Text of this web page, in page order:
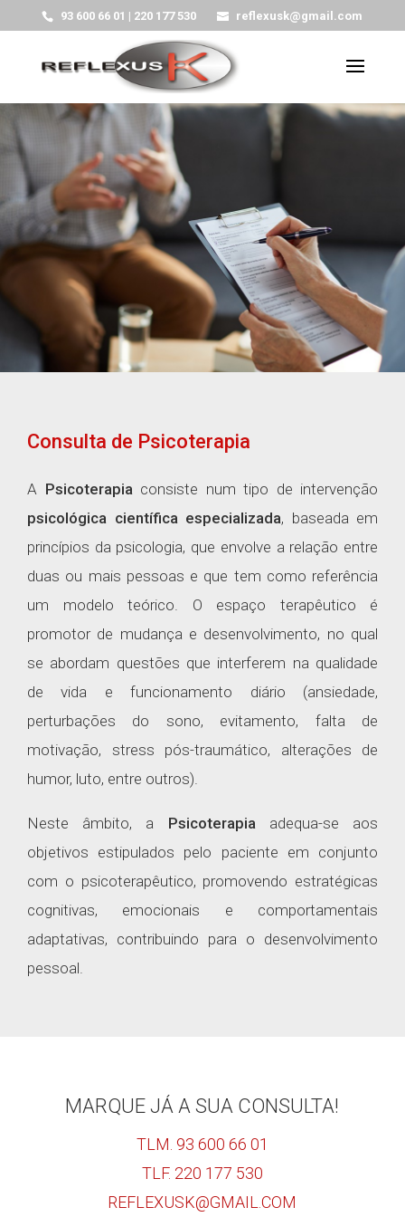
93 600 66 01 | 220 177 530 reflexusk@gmail.com
Consulta de Psicoterapia
A Psicoterapiaconsiste num tipo de intervenção
psicológica científica especializada, baseada em
princípios da psicologia, que envolve a relação entre
duas ou mais pessoas e que tem como referência
um modelo teórico. O espaço terapêutico é
promotor de mudança e desenvolvimento, no qual
se abordam questões que interferem na qualidade
de vida e funcionamento diário (ansiedade,
perturbações do sono, evitamento, falta de
motivação, stress pós-traumático, alterações de
humor, luto, entre outros).
Neste âmbito, a Psicoterapiaadequa-se aos
objetivos estipulados pelo paciente em conjunto
com o psicoterapêutico, promovendo estratégicas
cognitivas, emocionais e comportamentais
adaptativas, contribuindo para o desenvolvimento
pessoal.
MARQUE JÁ A SUA CONSULTA!
TLM. 93 600 66 01
TLF. 220 177 530
REFLEXUSK@GMAIL.COM